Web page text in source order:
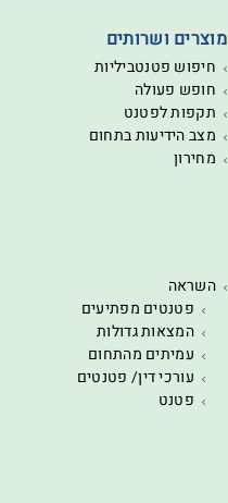
מוצרים ושרותים
חיפוש פטנטביליות
חופש פעולה
תקפות לפטנט
מצב הידיעות בתחום
מחירון
השראה
פטנטים מפתיעים
המצאות גדולות
עמיתים מהתחום
עורכי דין/ פטנטים
פטנט